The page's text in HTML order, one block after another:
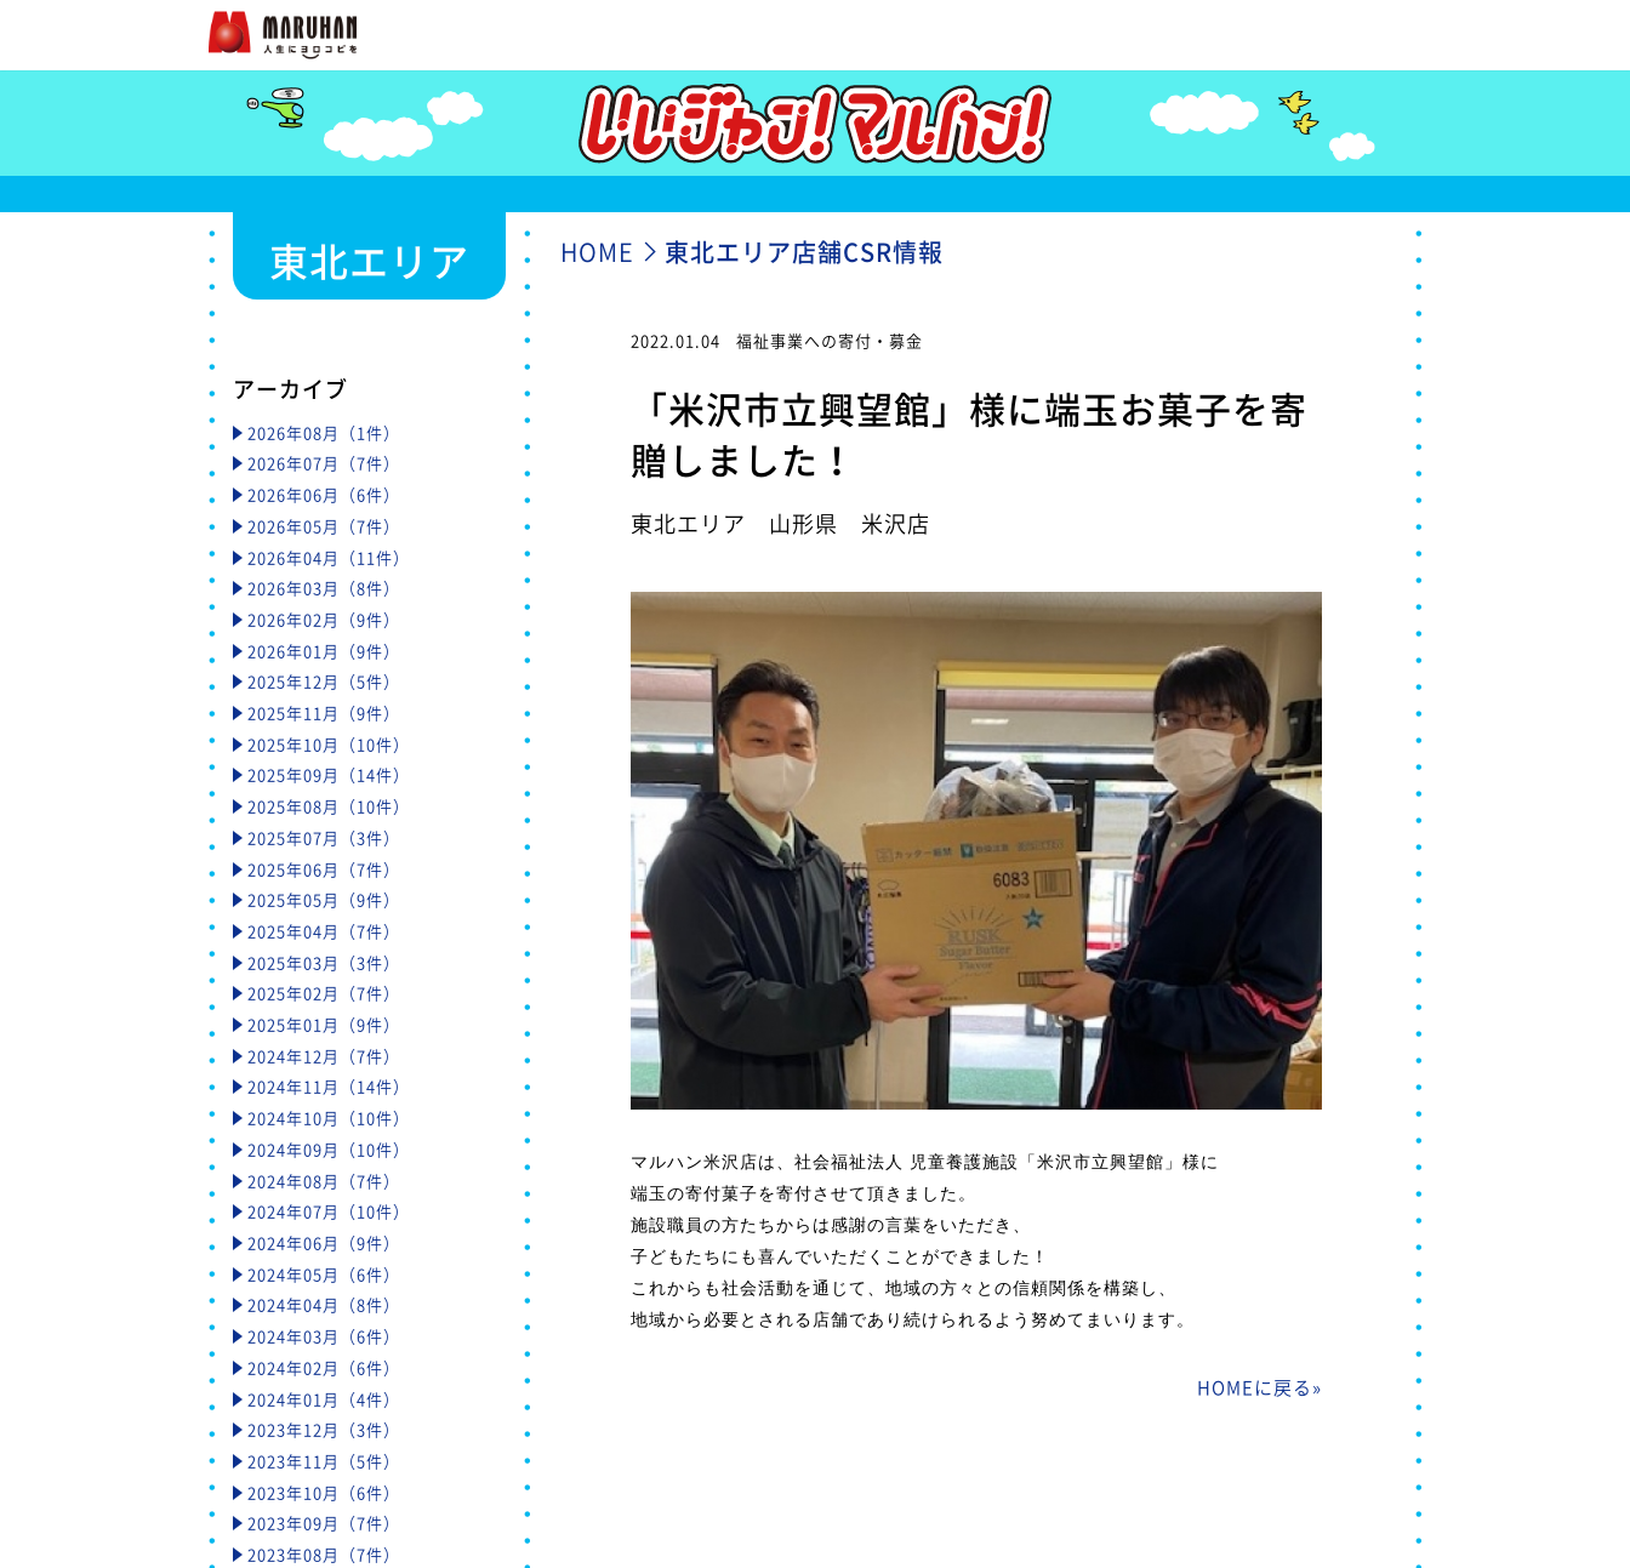
東北エリア HOME 東北エリア店舗CSR情報
2022.01.04 福祉事業への寄付・募金
「米沢市立興望館」様に端玉お菓子を寄
贈しました！
東北エリア 山形県 米沢店
マルハン米沢店は、社会福祉法人 児童養護施設「 米沢市立興望館 」様に
端玉の寄付菓子を寄付させて頂きました。
施設職員の方たちからは感謝の言葉をいただき、
子どもたちにも喜んでいただくことができました！
これからも社会活動を通じて、地域の方々との信頼関係を構築し、
地域から必要とされる店舗であり続けられるよう努めてまいります。
HOMEに戻る»
アーカイブ
2026年08月（1件）
2026年07月（7件）
2026年06月（6件）
2026年05月（7件）
2026年04月（11件）
2026年03月（8件）
2026年02月（9件）
2026年01月（9件）
2025年12月（5件）
2025年11月（9件）
2025年10月（10件）
2025年09月（14件）
2025年08月（10件）
2025年07月（3件）
2025年06月（7件）
2025年05月（9件）
2025年04月（7件）
2025年03月（3件）
2025年02月（7件）
2025年01月（9件）
2024年12月（7件）
2024年11月（14件）
2024年10月（10件）
2024年09月（10件）
2024年08月（7件）
2024年07月（10件）
2024年06月（9件）
2024年05月（6件）
2024年04月（8件）
2024年03月（6件）
2024年02月（6件）
2024年01月（4件）
2023年12月（3件）
2023年11月（5件）
2023年10月（6件）
2023年09月（7件）
2023年08月（7件）